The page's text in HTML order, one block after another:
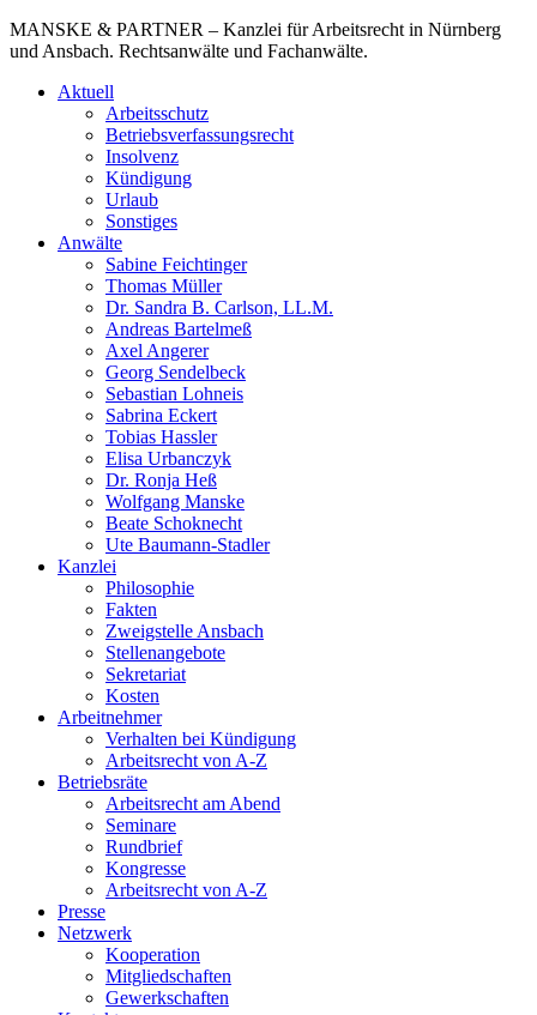
MANSKE & PARTNER – Kanzlei für Arbeitsrecht in Nürnberg
und Ansbach. Rechtsanwälte und Fachanwälte.
Aktuell
Arbeitsschutz
Betriebsverfassungsrecht
Insolvenz
Kündigung
Urlaub
Sonstiges
Anwälte
Sabine Feichtinger
Thomas Müller
Dr. Sandra B. Carlson, LL.M.
Andreas Bartelmeß
Axel Angerer
Georg Sendelbeck
Sebastian Lohneis
Sabrina Eckert
Tobias Hassler
Elisa Urbanczyk
Dr. Ronja Heß
Wolfgang Manske
Beate Schoknecht
Ute Baumann-Stadler
Kanzlei
Philosophie
Fakten
Zweigstelle Ansbach
Stellenangebote
Sekretariat
Kosten
Arbeitnehmer
Verhalten bei Kündigung
Arbeitsrecht von A-Z
Betriebsräte
Arbeitsrecht am Abend
Seminare
Rundbrief
Kongresse
Arbeitsrecht von A-Z
Presse
Netzwerk
Kooperation
Mitgliedschaften
Gewerkschaften